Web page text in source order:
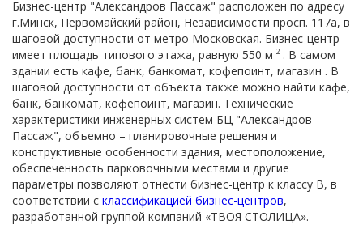
Бизнес-центр "Александров Пассаж" расположен по адресу
г.Минск, Первомайский район, Независимости просп. 117a, в
шаговой доступности от метро Московская. Бизнес-центр
имеет площадь типового этажа, равную 550 м 2 . В самом
здании есть кафе, банк, банкомат, кофепоинт, магазин . В
шаговой доступности от объекта также можно найти кафе,
банк, банкомат, кофепоинт, магазин. Технические
характеристики инженерных систем БЦ "Александров
Пассаж", объемно – планировочные решения и
конструктивные особенности здания, местоположение,
обеспеченность парковочными местами и другие
параметры позволяют отнести бизнес-центр к классу B, в
соответствии с классификацией бизнес-центров,
разработанной группой компаний «ТВОЯ СТОЛИЦА».